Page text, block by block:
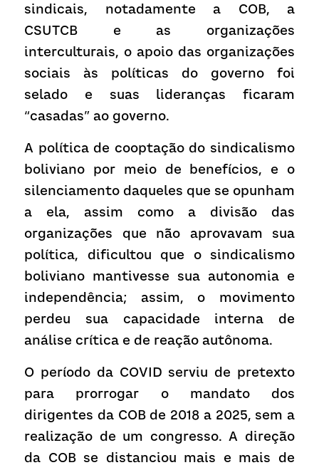
sindicais, notadamente a COB, a
CSUTCB e as organizações
interculturais, o apoio das organizações
sociais às políticas do governo foi
selado e suas lideranças ficaram
“casadas” ao governo.
A política de cooptação do sindicalismo
boliviano por meio de benefícios, e o
silenciamento daqueles que se opunham
a ela, assim como a divisão das
organizações que não aprovavam sua
política, dificultou que o sindicalismo
boliviano mantivesse sua autonomia e
independência; assim, o movimento
perdeu sua capacidade interna de
análise crítica e de reação autônoma.
O período da COVID serviu de pretexto
para prorrogar o mandato dos
dirigentes da COB de 2018 a 2025, sem a
realização de um congresso. A direção
da COB se distanciou mais e mais de